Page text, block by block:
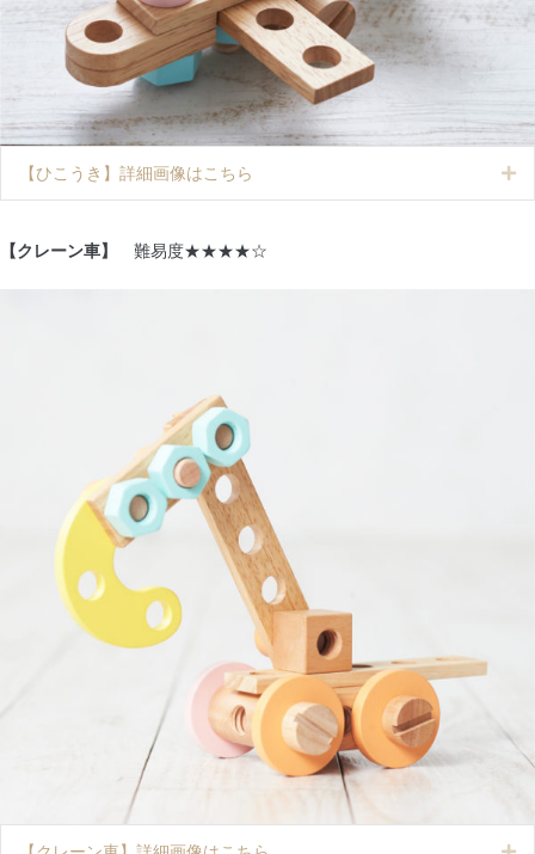
【ひこうき】詳細画像はこちら
【クレーン車】 難易度★★★★☆